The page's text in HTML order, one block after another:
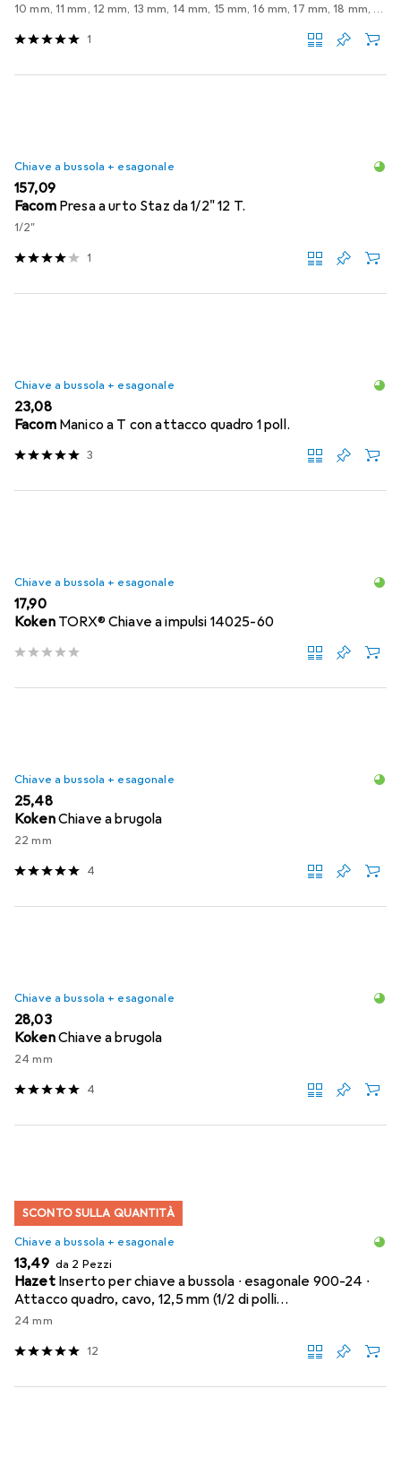
10 mm, 11 mm, 12 mm, 13 mm, 14 mm, 15 mm, 16 mm, 17 mm, 18 mm, 19 mm, 21 mm, 22 mm, 23 mm, 24 mm, 27 mm, 30 mm, 32 mm, 8 mm, 9 mm
1
Chiave a bussola + esagonale
EUR
157,09
Facom Presa a urto Staz da 1/2" 12 T.
1/2"
1
Chiave a bussola + esagonale
EUR
23,08
Facom Manico a T con attacco quadro 1 poll.
3
Chiave a bussola + esagonale
EUR
17,90
Koken TORX® Chiave a impulsi 14025-60
Chiave a bussola + esagonale
EUR
25,48
KokenChiave a brugola
22 mm
4
Chiave a bussola + esagonale
EUR
28,03
KokenChiave a brugola
24 mm
4
SCONTO SULLA QUANTITÀ
Chiave a bussola + esagonale
EUR
13,49 da 2 Pezzi
Hazet Inserto per chiave a bussola ∙ esagonale 900-24 ∙
Attacco quadro, cavo, 12,5 mm (1/2 di polli…
24 mm
12